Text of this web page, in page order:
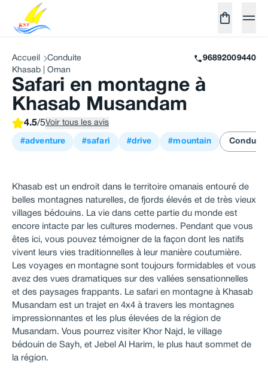
Accueil Conduite
96892009440
Khasab | Oman
Safari en montagne à
Khasab Musandam
4.5/5Voir tous les avis
#adventure #safari #drive #mountain Conduite
Khasab est un endroit dans le territoire omanais entouré de
belles montagnes naturelles, de fjords élevés et de très vieux
villages bédouins. La vie dans cette partie du monde est
encore intacte par les cultures modernes. Pendant que vous
êtes ici, vous pouvez témoigner de la façon dont les natifs
vivent leurs vies traditionnelles à leur manière coutumière.
Les voyages en montagne sont toujours formidables et vous
avez des vues dramatiques sur des vallées sensationnelles
et des paysages frappants. Le safari en montagne à Khasab
Musandam est un trajet en 4x4 à travers les montagnes
impressionnantes et les plus élevées de la région de
Musandam. Vous pourrez visiter Khor Najd, le village
bédouin de Sayh, et Jebel Al Harim, le plus haut sommet de
la région.